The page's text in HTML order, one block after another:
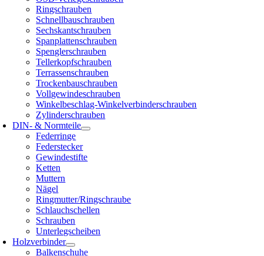
Ringschrauben
Schnellbauschrauben
Sechskantschrauben
Spanplattenschrauben
Spenglerschrauben
Tellerkopfschrauben
Terrassenschrauben
Trockenbauschrauben
Vollgewindeschrauben
Winkelbeschlag-Winkelverbinderschrauben
Zylinderschrauben
DIN- & Normteile
Federringe
Federstecker
Gewindestifte
Ketten
Muttern
Nägel
Ringmutter/Ringschraube
Schlauchschellen
Schrauben
Unterlegscheiben
Holzverbinder
Balkenschuhe